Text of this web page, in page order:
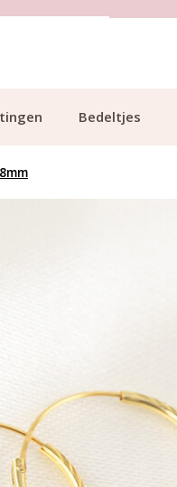
Bedeltjes